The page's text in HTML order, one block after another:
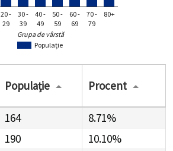
Populație
20 -
29
30 -
39
40 -
49
50 -
59
60 -
69
70 -
79
80+
Grupa de vârstă
Populație Procent
164
8.71%
190
10.10%